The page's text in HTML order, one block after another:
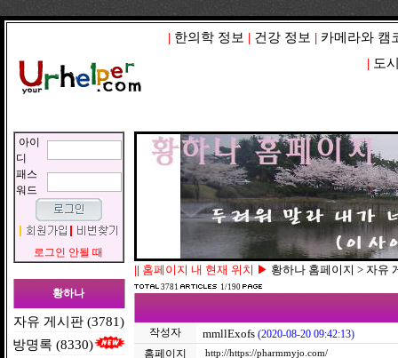
| 한의학 정보 | 건강 정보 | 카메라와 캠
| 도
아이
디
패스
워드
로그인 안될 때
황하나
자유 게시판 (3781)
방명록 (8330)
|| 홈페이지 내 현재 위치 ▶ 황하나 홈페이지 > 자유
3781 1/190
작성자 mmllExofs (2020-08-20 09:42:13)
홈페이지
http://https://pharmmyjo.com/